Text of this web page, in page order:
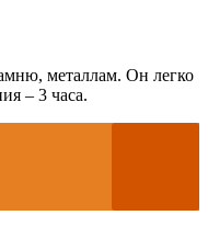
металлам. Он легко
– 3 часа.